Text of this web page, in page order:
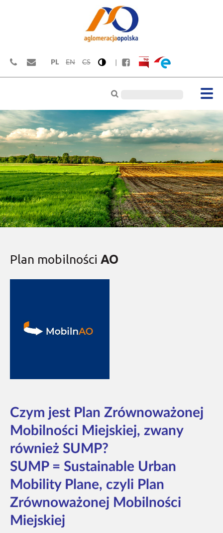
PL EN CS
Plan mobilności AO
Czym jest Plan Zrównoważonej
Mobilności Miejskiej, zwany
również SUMP?
SUMP = Sustainable Urban
Mobility Plane, czyli Plan
Zrównoważonej Mobilności
Miejskiej